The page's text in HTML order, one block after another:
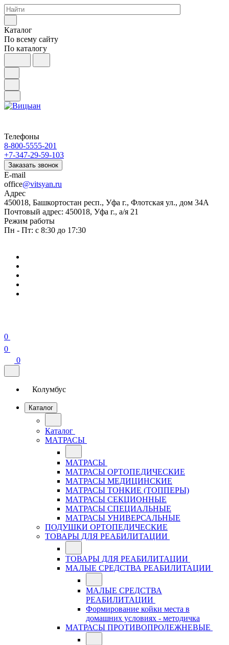
Каталог
По всему сайту
По каталогу
Телефоны
8-800-5555-201
+7-347-29-59-103
Заказать звонок
E-mail
office@vitsyan.ru
Адрес
450018, Башкортостан респ., Уфа г., Флотская ул., дом 34А
Почтовый адрес: 450018, Уфа г., а/я 21
Режим работы
Пн - Пт: с 8:30 до 17:30
0
0
0
Колумбус
Каталог
Каталог
МАТРАСЫ
МАТРАСЫ
МАТРАСЫ ОРТОПЕДИЧЕСКИЕ
МАТРАСЫ МЕДИЦИНСКИЕ
МАТРАСЫ ТОНКИЕ (ТОППЕРЫ)
МАТРАСЫ СЕКЦИОННЫЕ
МАТРАСЫ СПЕЦИАЛЬНЫЕ
МАТРАСЫ УНИВЕРСАЛЬНЫЕ
ПОДУШКИ ОРТОПЕДИЧЕСКИЕ
ТОВАРЫ ДЛЯ РЕАБИЛИТАЦИИ
ТОВАРЫ ДЛЯ РЕАБИЛИТАЦИИ
МАЛЫЕ СРЕДСТВА РЕАБИЛИТАЦИИ
МАЛЫЕ СРЕДСТВА
РЕАБИЛИТАЦИИ
Формирование койки места в
домашних условиях - методичка
МАТРАСЫ ПРОТИВОПРОЛЕЖНЕВЫЕ